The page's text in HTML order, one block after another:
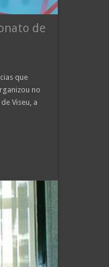
de
que
no
Viseu, a